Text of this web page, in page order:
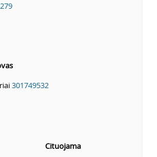
301749532
Cituojama